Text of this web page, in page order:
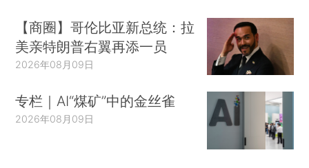
【商圈】哥伦比亚新总统：拉
美亲特朗普右翼再添一员
2026年08月09日
专栏｜AI“煤矿”中的金丝雀
2026年08月09日